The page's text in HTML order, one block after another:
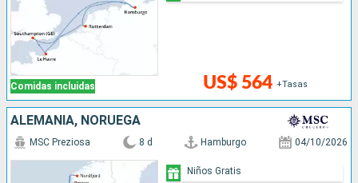
Comidas incluidas US$ 564 +Tasas
ALEMANIA, NORUEGA
MSC Preziosa 8 d Hamburgo 04/10/2026
Niños Gratis